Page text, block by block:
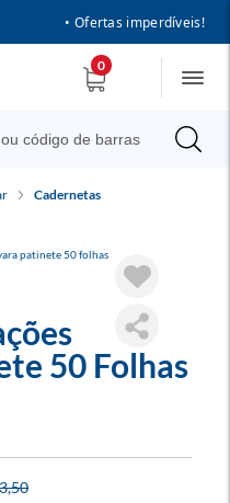
• Ofertas imperdíveis!
0
Cadernetas
50 Folhas